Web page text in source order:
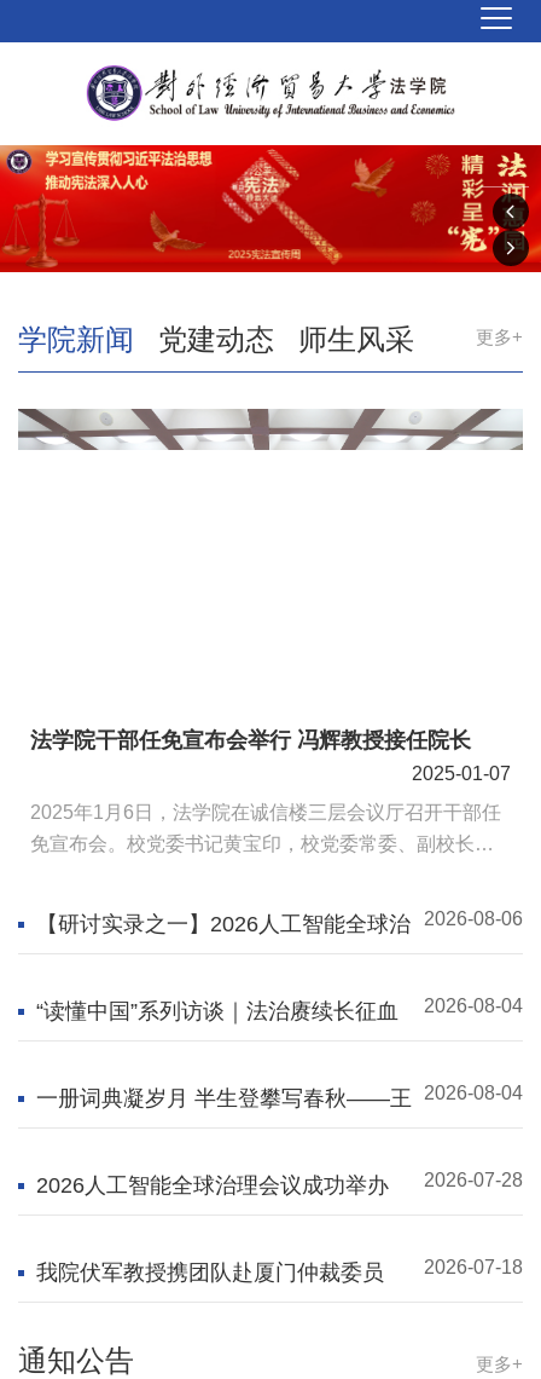
学院新闻 党建动态 师生风采 更多+
法学院干部任免宣布会举行 冯辉教授接任院长
2025-01-07
2025年1月6日，法学院在诚信楼三层会议厅召开干部任
免宣布会。校党委书记黄宝印，校党委常委、副校长梅
2026-08-06
【研讨实录之一】2026人工智能全球治
理会议主旨演讲
2026-08-04
“读懂中国”系列访谈｜法治赓续长征血
脉，青年筑牢强国根基
2026-08-04
一册词典凝岁月 半生登攀写春秋——王
军教授40年“长征”路
2026-07-28
2026人工智能全球治理会议成功举办
2026-07-18
我院伏军教授携团队赴厦门仲裁委员
会、厦门海事法院交流访问
更多+
通知公告